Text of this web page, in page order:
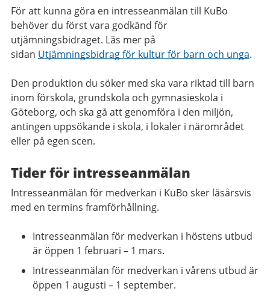
För att kunna göra en intresseanmälan till KuBo
behöver du först vara godkänd för
utjämningsbidraget. Läs mer på
sidan Utjämningsbidrag för kultur för barn och unga.
Den produktion du söker med ska vara riktad till barn
inom förskola, grundskola och gymnasieskola i
Göteborg, och ska gå att genomföra i den miljön,
antingen uppsökande i skola, i lokaler i närområdet
eller på egen scen.
Tider för intresseanmälan
Intresseanmälan för medverkan i KuBo sker läsårsvis
med en termins framförhållning.
Intresseanmälan för medverkan i höstens utbud
är öppen 1 februari – 1 mars.
Intresseanmälan för medverkan i vårens utbud är
öppen 1 augusti – 1 september.